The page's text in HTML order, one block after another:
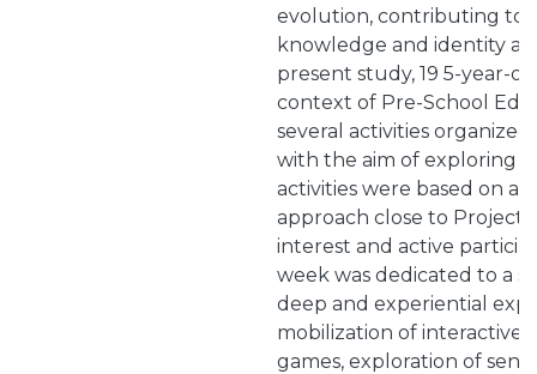
evolution, contributing to
knowledge and identity
present study, 19 5-year-
context of Pre-School
several activities
with the aim of exploring
activities were based on a
approach close to Project
interest and active
week was dedicated to a
deep and experiential
mobilization of interactive
games, exploration of